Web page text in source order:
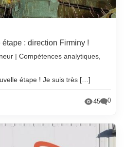
: direction Firminy !
| Compétences analytiques,
étape ! Je suis très […]
45 0